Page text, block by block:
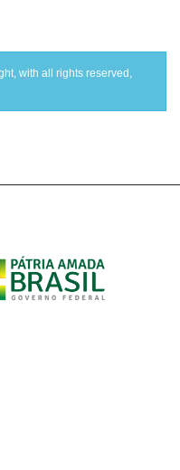
with all rights reserved,